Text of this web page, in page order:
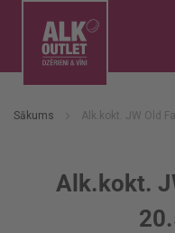
Sākums Alk.kokt. JW Old
Alk.kokt.